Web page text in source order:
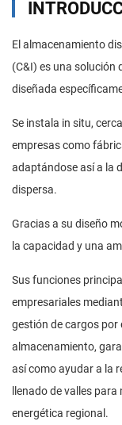
El almacenamiento
(C&I) es una solución
diseñada
Se instala in situ,
empresas como
adaptándose así a la
dispersa.
Gracias a su diseño
la capacidad y una
Sus funciones
empresariales
gestión de cargos
almacenamiento,
así como ayudar a la
llenado de valles
energética regional.